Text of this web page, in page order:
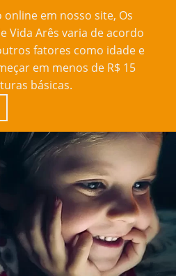
online em nosso site, Os
Vida Arês varia de acordo
fatores como idade e
em menos de R$ 15
básicas.